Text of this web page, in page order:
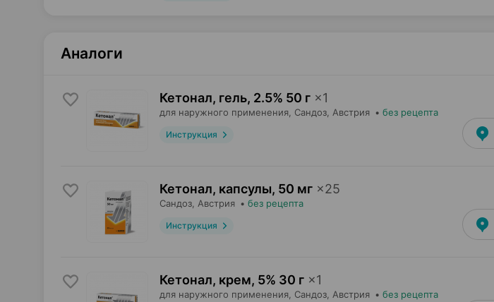
Аналоги
Кетонал, гель, 2.5% 50 г ×1
для наружного применения, Сандоз , Австрия • без рецепта
Инструкция
Кетонал, капсулы, 50 мг ×25
Сандоз , Австрия • без рецепта
Инструкция
Кетонал, крем, 5% 30 г ×1
для наружного применения, Сандоз , Австрия • без рецепта